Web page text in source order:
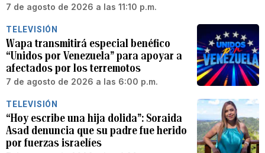
7 de agosto de 2026 a las 11:10 p.m.
TELEVISIÓN
Wapa transmitirá especial benéfico
“Unidos por Venezuela” para apoyar a
afectados por los terremotos
7 de agosto de 2026 a las 6:00 p.m.
TELEVISIÓN
“Hoy escribe una hija dolida”: Soraida
Asad denuncia que su padre fue herido
por fuerzas israelíes